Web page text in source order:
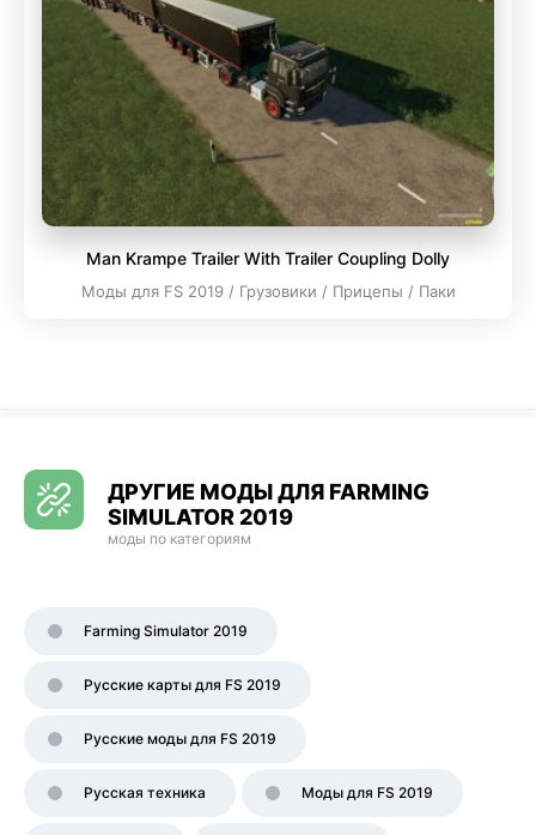
Man Krampe Trailer With Trailer Coupling Dolly
Моды для FS 2019 / Грузовики / Прицепы / Паки
ДРУГИЕ МОДЫ ДЛЯ FARMING
SIMULATOR 2019
моды по категориям
Farming Simulator 2019
Русские карты для FS 2019
Русские моды для FS 2019
Русская техника Моды для FS 2019